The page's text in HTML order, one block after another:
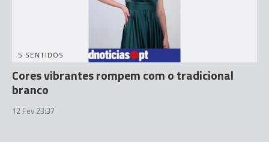
5 SENTIDOS
Cores vibrantes rompem com o tradicional
branco
12 Fev 23:37